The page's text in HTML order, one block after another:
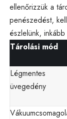
ellenőrizzük a
penészedést,
észlelünk,
Tárolási mód
Légmentes
üvegedény